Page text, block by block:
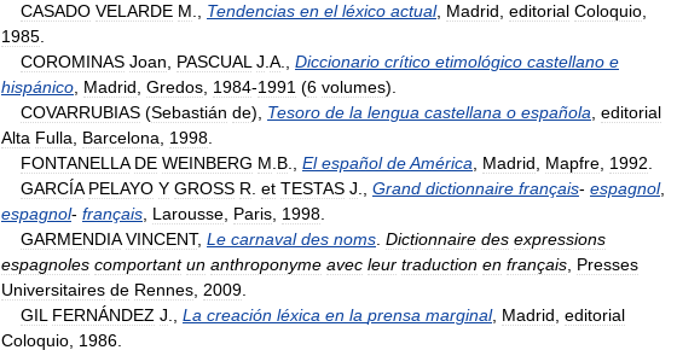
CASADO VELARDE M Tendencias en el léxico actual, Madrid editorial Coloquio
1985
COROMINAS Joan PASCUAL J A Diccionario crítico etimológico castellano e
hispánico Madrid Gredos 1984-1991 (6 volumes).
COVARRUBIAS (Sebastián de), Tesoro de la lengua castellana o española editorial
Alta Fulla Barcelona 1998
FONTANELLA DE WEINBERG M B El español deAmérica Madrid Mapfre 1992
GARCÍA PELAYO Y GROSS R et TESTAS J Grand dictionnaire français- espagnol,
espagnol- français Larousse Paris 1998
GARMENDIA VINCENT, Le carnaval des noms Dictionnaire des expressions
espagnoles comportant un anthroponyme avec leur traduction en français Presses
Universitaires de Rennes 2009
GIL FERNÁNDEZ J La creación léxica en la prensa marginal, Madrid editorial
Coloquio 1986